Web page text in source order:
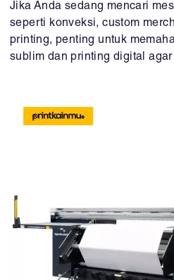
Jika Anda sedang mencari
seperti konveksi, custom
printing, penting untuk
sublim dan printing digital